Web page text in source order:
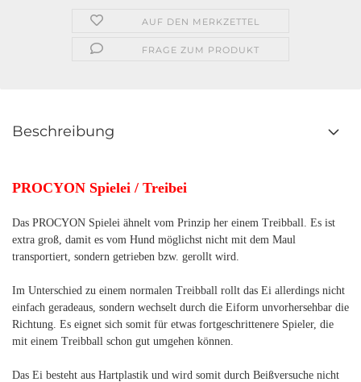
AUF DEN MERKZETTEL
FRAGE ZUM PRODUKT
Beschreibung
PROCYON Spielei / Treibei
Das PROCYON Spielei ähnelt vom Prinzip her einem Treibball. Es ist
extra groß, damit es vom Hund möglichst nicht mit dem Maul
transportiert, sondern getrieben bzw. gerollt wird.
Im Unterschied zu einem normalen Treibball rollt das Ei allerdings nicht
einfach geradeaus, sondern wechselt durch die Eiform unvorhersehbar die
Richtung. Es eignet sich somit für etwas fortgeschrittenere Spieler, die
mit einem Treibball schon gut umgehen können.
Das Ei besteht aus Hartplastik und wird somit durch Beißversuche nicht